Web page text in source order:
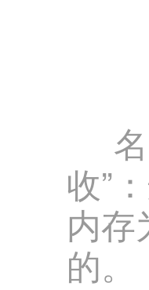
名
收”
内
的。